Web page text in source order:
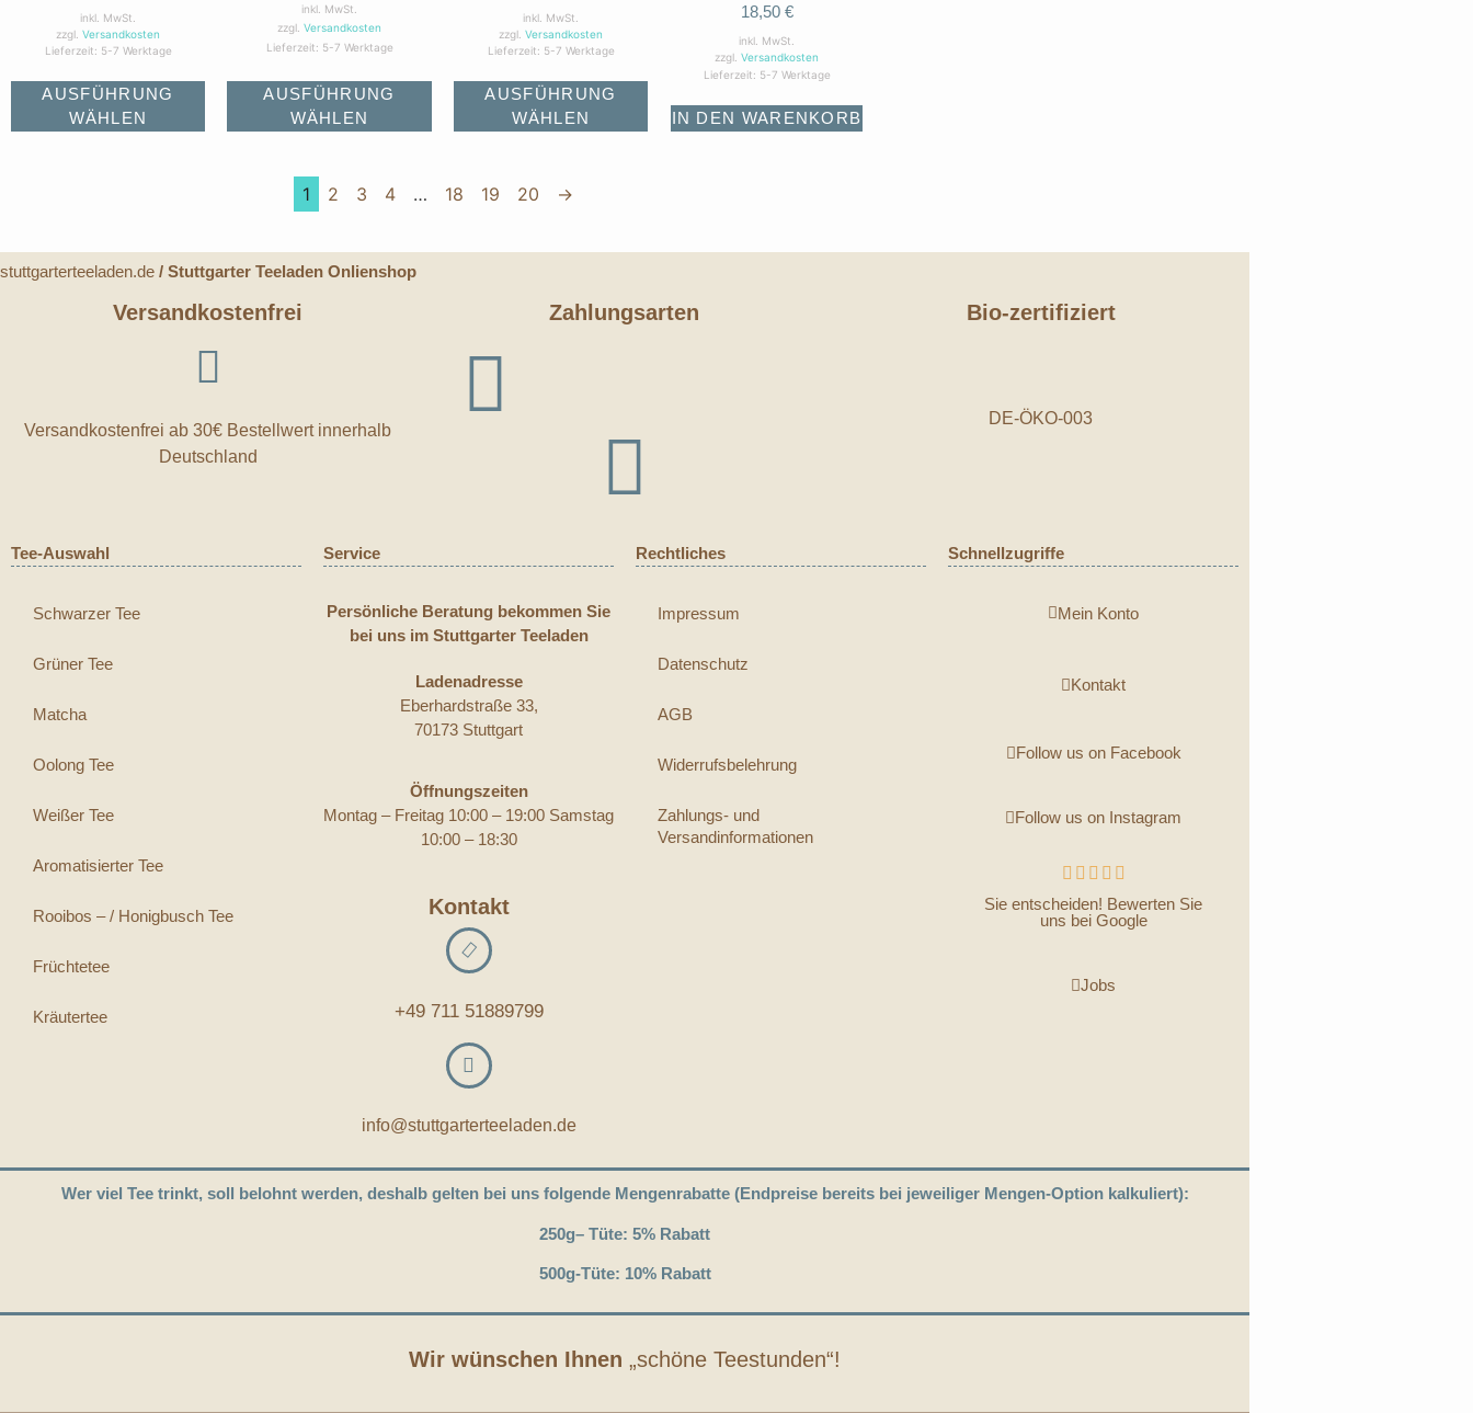
inkl. MwSt.
zzgl. Versandkosten
Lieferzeit: 5-7 Werktage
AUSFÜHRUNG
WÄHLEN
inkl. MwSt.
zzgl. Versandkosten
Lieferzeit: 5-7 Werktage
AUSFÜHRUNG
WÄHLEN
inkl. MwSt.
zzgl. Versandkosten
Lieferzeit: 5-7 Werktage
AUSFÜHRUNG
WÄHLEN
18,50 €
inkl. MwSt.
zzgl. Versandkosten
Lieferzeit: 5-7 Werktage
IN DEN WARENKORB
1 2 3 4 … 18 19 20 →
stuttgarterteeladen.de / Stuttgarter Teeladen Onlienshop
Versandkostenfrei
Versandkostenfrei ab 30€ Bestellwert innerhalb
Deutschland
Zahlungsarten Bio-zertifiziert
DE-ÖKO-003
Tee-Auswahl
Schwarzer Tee
Grüner Tee
Matcha
Oolong Tee
Weißer Tee
Aromatisierter Tee
Rooibos – / Honigbusch Tee
Früchtetee
Kräutertee
Service
Persönliche Beratung bekommen Sie
bei uns im Stuttgarter Teeladen
Ladenadresse
Eberhardstraße 33,
70173 Stuttgart
Öffnungszeiten
Montag – Freitag 10:00 – 19:00 Samstag
10:00 – 18:30
Kontakt
+49 711 51889799
info@stuttgarterteeladen.de
Rechtliches
Impressum
Datenschutz
AGB
Widerrufsbelehrung
Zahlungs- und
Versandinformationen
Schnellzugriffe
Mein Konto
Kontakt
Follow us on Facebook
Follow us on Instagram
    
Sie entscheiden! Bewerten Sie
uns bei Google
Jobs
Wer viel Tee trinkt, soll belohnt werden, deshalb gelten bei uns folgende Mengenrabatte (Endpreise bereits bei jeweiliger Mengen-Option kalkuliert):
250g– Tüte: 5% Rabatt
500g-Tüte: 10% Rabatt
Wir wünschen Ihnen „schöne Teestunden“!